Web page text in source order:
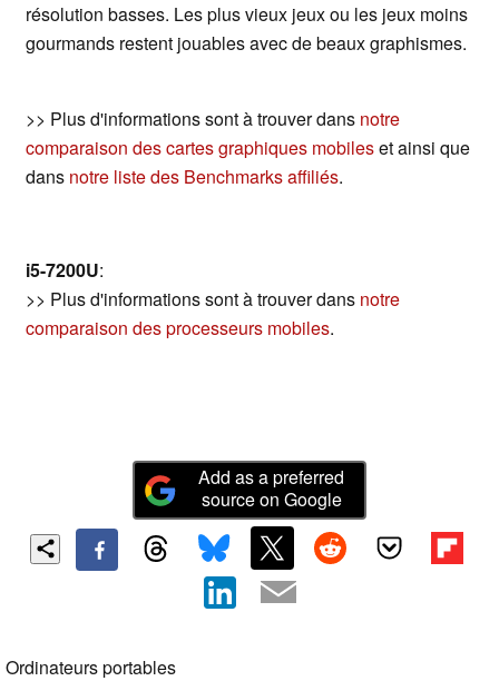
résolution basses. Les plus vieux jeux ou les jeux moins
gourmands restent jouables avec de beaux graphismes.
>> Plus d'informations sont à trouver dans notre
comparaison des cartes graphiques mobileset ainsi que
dans notre liste des Benchmarks affiliés.
i5-7200U:
>> Plus d'informations sont à trouver dans notre
comparaison des processeurs mobiles.
Add as a preferred
source on Google
Ordinateurs portables